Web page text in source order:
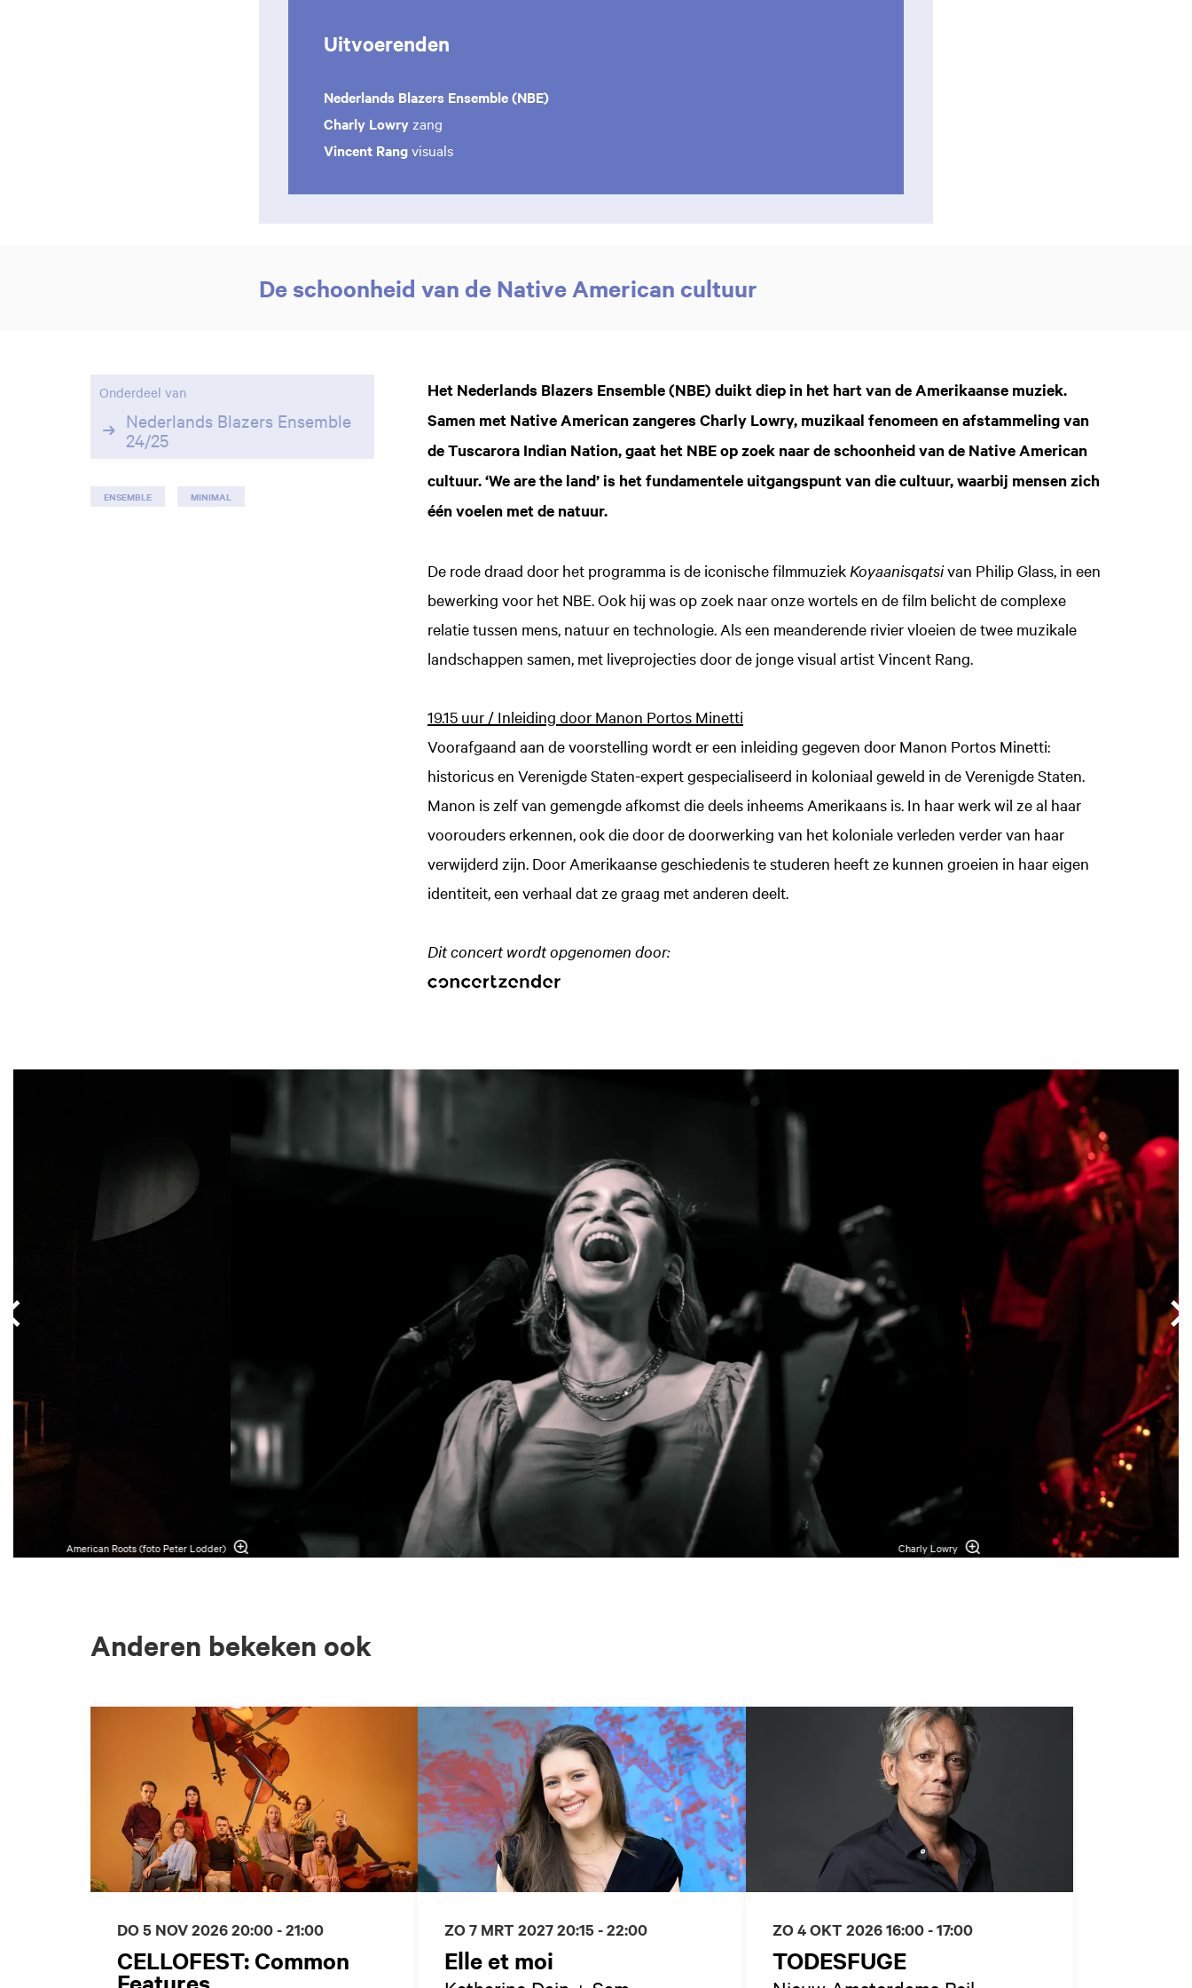
Uitvoerenden
Nederlands Blazers Ensemble (NBE)
Charly Lowry zang
Vincent Rangvisuals
De schoonheid van de Native American cultuur
Het Nederlands Blazers Ensemble (NBE) duikt diep in het hart van de Amerikaanse muziek.
Samen met Native American zangeres Charly Lowry, muzikaal fenomeen en afstammeling van
de Tuscarora Indian Nation, gaat het NBE op zoek naar de schoonheid van de Native American
cultuur. ‘We are the land’ is het fundamentele uitgangspunt van die cultuur, waarbij mensen zich
één voelen met de natuur.
De rode draad door het programma is de iconische filmmuziek Koyaanisqatsivan Philip Glass, in een
bewerking voor het NBE. Ook hij was op zoek naar onze wortels en de film belicht de complexe
relatie tussen mens, natuur en technologie. Als een meanderende rivier vloeien de twee muzikale
landschappen samen, met liveprojecties door de jonge visual artist Vincent Rang.
19.15 uur / Inleiding door Manon Portos Minetti
Voorafgaand aan de voorstelling wordt er een inleiding gegeven door Manon Portos Minetti:
historicus en Verenigde Staten-expert gespecialiseerd in koloniaal geweld in de Verenigde Staten.
Manon is zelf van gemengde afkomst die deels inheems Amerikaans is. In haar werk wil ze al haar
voorouders erkennen, ook die door de doorwerking van het koloniale verleden verder van haar
verwijderd zijn. Door Amerikaanse geschiedenis te studeren heeft ze kunnen groeien in haar eigen
identiteit, een verhaal dat ze graag met anderen deelt.
Dit concert wordt opgenomen door:
Onderdeel van
Nederlands Blazers Ensemble
24/25
ENSEMBLE MINIMAL
American Roots (foto Peter Lodder) Charly Lowry
Inzoomen
Anderen bekeken ook
CELLOFEST: Common
Features
DO 5 NOV 202620:00 - 21:00
Elle et moi
ZO 7 MRT 202720:15 - 22:00
TODESFUGE
ZO 4 OKT 202616:00 - 17:00